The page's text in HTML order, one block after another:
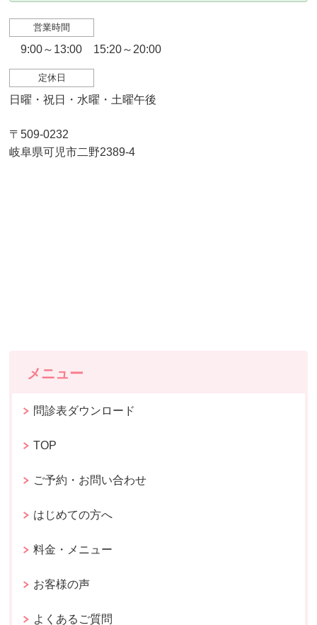
営業時間
9:00～13:00 15:20～20:00
定休日
日曜・祝日・水曜・土曜午後
〒509-0232
岐阜県可児市二野2389-4
メニュー
問診表ダウンロード
TOP
ご予約・お問い合わせ
はじめての方へ
料金・メニュー
お客様の声
よくあるご質問